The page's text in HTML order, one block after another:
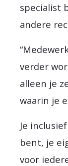
specialist
andere
verder
alleen je
waarin je
Je
bent, je
voor